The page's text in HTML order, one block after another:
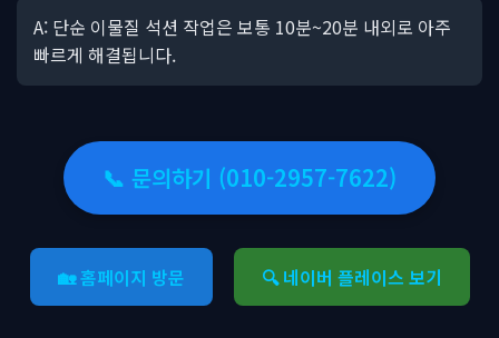
A: 단순 이물질 석션 작업은 보통 10분~20분 내외로 아주
빠르게 해결됩니다.
📞 문의하기 (010-2957-7622)
🏡 홈페이지 방문 🔍 네이버 플레이스 보기